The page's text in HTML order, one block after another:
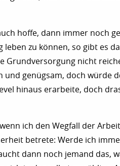
hoffe, dann immer noch
leben zu können, so gibt es
Grundversorgung nicht
und genügsam, doch würde
hinaus erarbeite, doch
ich den Wegfall der
betrete: Werde ich
dann noch jemand das,